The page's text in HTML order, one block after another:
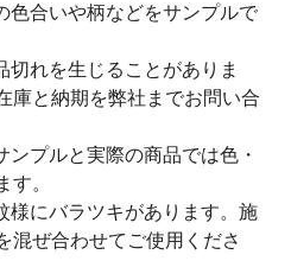
色合いや柄などをサンプルで
切れを生じることがありま
庫と納期を弊社までお問い合
プルと実際の商品では色・
す。
様にバラツキがあります。施
混ぜ合わせてご使用くださ